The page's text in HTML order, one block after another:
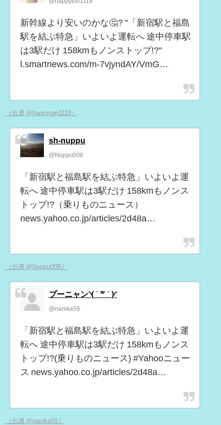
新幹線より安いのかな🤔? "「新宿駅と福島
駅を結ぶ特急」いよいよ運転へ 途中停車駅
は3駅だけ 158kmもノンストップ!?"
l.smartnews.com/m-7vjyndAY/VmG…
（出典 @happytori1118）
sh-nuppu
@Nuppu008
「新宿駅と福島駅を結ぶ特急」いよいよ運
転へ 途中停車駅は3駅だけ 158kmもノンス
トップ!?（乗りものニュース）
news.yahoo.co.jp/articles/2d48a…
（出典 @Nuppu008）
プーニャン◝( ˙ ꒳ ˙ )◜
@nanika59
「新宿駅と福島駅を結ぶ特急」いよいよ運
転へ 途中停車駅は3駅だけ 158kmもノンス
トップ!?(乗りものニュース) #Yahooニュー
ス news.yahoo.co.jp/articles/2d48a…
（出典 @nanika59）